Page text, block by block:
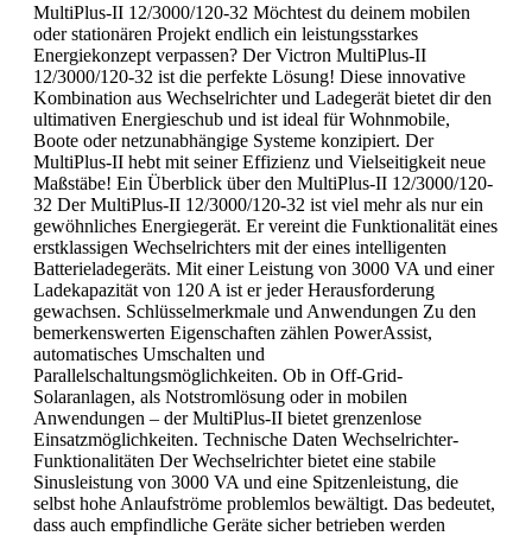
MultiPlus-II 12/3000/120-32 Möchtest du deinem mobilen
oder stationären Projekt endlich ein leistungsstarkes
Energiekonzept verpassen? Der Victron MultiPlus-II
12/3000/120-32 ist die perfekte Lösung! Diese innovative
Kombination aus Wechselrichter und Ladegerät bietet dir den
ultimativen Energieschub und ist ideal für Wohnmobile,
Boote oder netzunabhängige Systeme konzipiert. Der
MultiPlus-II hebt mit seiner Effizienz und Vielseitigkeit neue
Maßstäbe! Ein Überblick über den MultiPlus-II 12/3000/120-
32 Der MultiPlus-II 12/3000/120-32 ist viel mehr als nur ein
gewöhnliches Energiegerät. Er vereint die Funktionalität eines
erstklassigen Wechselrichters mit der eines intelligenten
Batterieladegeräts. Mit einer Leistung von 3000 VA und einer
Ladekapazität von 120 A ist er jeder Herausforderung
gewachsen. Schlüsselmerkmale und Anwendungen Zu den
bemerkenswerten Eigenschaften zählen PowerAssist,
automatisches Umschalten und
Parallelschaltungsmöglichkeiten. Ob in Off-Grid-
Solaranlagen, als Notstromlösung oder in mobilen
Anwendungen – der MultiPlus-II bietet grenzenlose
Einsatzmöglichkeiten. Technische Daten Wechselrichter-
Funktionalitäten Der Wechselrichter bietet eine stabile
Sinusleistung von 3000 VA und eine Spitzenleistung, die
selbst hohe Anlaufströme problemlos bewältigt. Das bedeutet,
dass auch empfindliche Geräte sicher betrieben werden